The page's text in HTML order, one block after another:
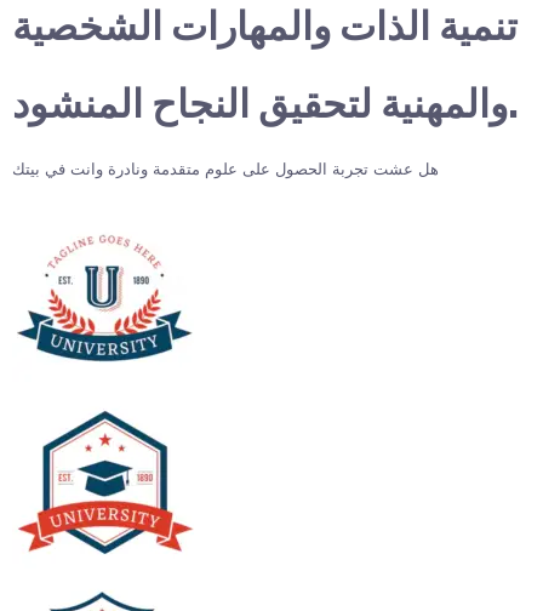
تنمية الذات والمهارات الشخصية
والمهنية لتحقيق النجاح المنشود.
هل عشت تجربة الحصول على علوم متقدمة ونادرة وانت في بيتك